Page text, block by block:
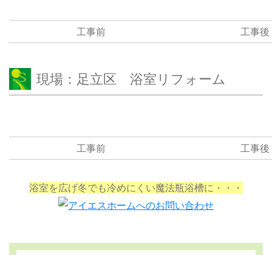
工事前 工事後
現場：足立区 浴室リフォーム
工事前 工事後
浴室を広げ冬でも冷めにくい魔法瓶浴槽に・・・